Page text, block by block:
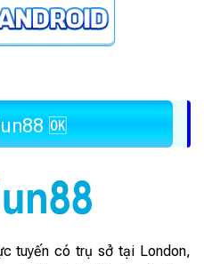
🆗
tuyến có trụ sở tại London,